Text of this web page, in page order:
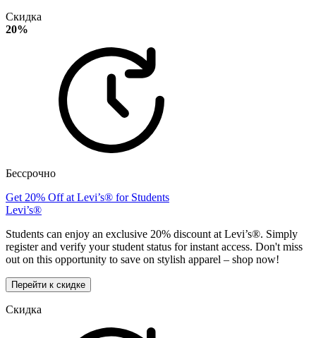
Скидка
20%
Бессрочно
Get 20% Off at Levi’s® for Students
Levi’s®
Students can enjoy an exclusive 20% discount at Levi’s®. Simply
register and verify your student status for instant access. Don't miss
out on this opportunity to save on stylish apparel – shop now!
Перейти к скидке
Скидка